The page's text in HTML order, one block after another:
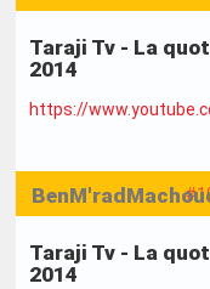
Taraji Tv - La
2014
https://
Taraji Tv - La
2014